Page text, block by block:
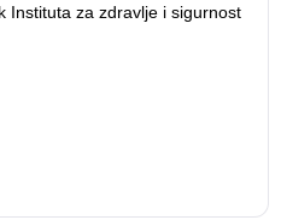
Instituta za zdravlje i sigurnost